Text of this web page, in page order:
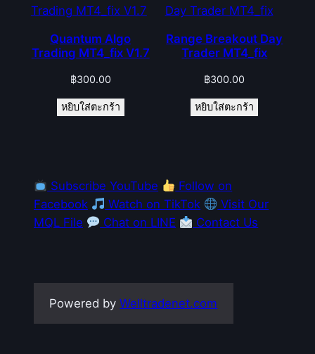
Quantum Algo
Trading MT4_fix V1.7
฿300.00
หยิบใส่ตะกร้า
Range Breakout Day
Trader MT4_fix
฿300.00
หยิบใส่ตะกร้า
Subscribe YouTube
Follow on
Facebook
Watch on TikTok
Visit Our
MQL File
Chat on LINE Contact Us
Powered byWelltradenet.com